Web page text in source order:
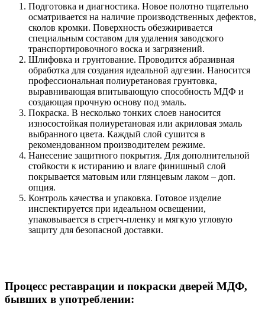
Подготовка и диагностика. Новое полотно тщательно
осматривается на наличие производственных дефектов,
сколов кромки. Поверхность обезжиривается
специальным составом для удаления заводского
транспортировочного воска и загрязнений.
Шлифовка и грунтование. Проводится абразивная
обработка для создания идеальной адгезии. Наносится
профессиональная полиуретановая грунтовка,
выравнивающая впитывающую способность МДФ и
создающая прочную основу под эмаль.
Покраска. В несколько тонких слоев наносится
износостойкая полиуретановая или акриловая эмаль
выбранного цвета. Каждый слой сушится в
рекомендованном производителем режиме.
Нанесение защитного покрытия. Для дополнительной
стойкости к истиранию и влаге финишный слой
покрывается матовым или глянцевым лаком – доп.
опция.
Контроль качества и упаковка. Готовое изделие
инспектируется при идеальном освещении,
упаковывается в стретч-пленку и мягкую угловую
защиту для безопасной доставки.
Процесс реставрации и покраски дверей МДФ,
бывших в употреблении: